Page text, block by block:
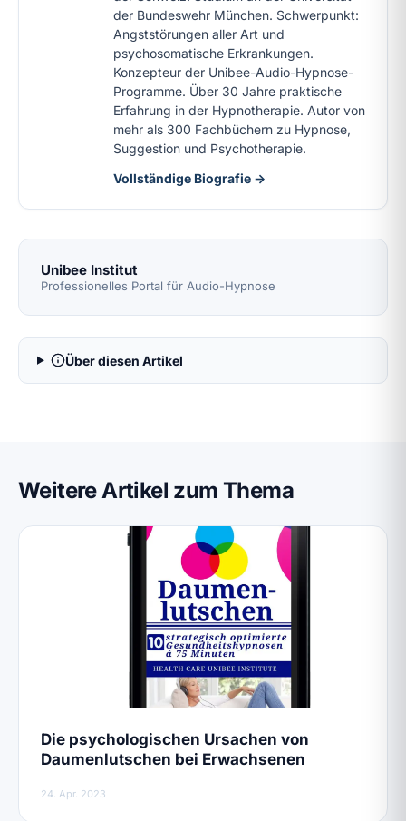
der Bundeswehr München. Schwerpunkt:
Angststörungen aller Art und
psychosomatische Erkrankungen.
Konzepteur der Unibee-Audio-Hypnose-
Programme. Über 30 Jahre praktische
Erfahrung in der Hypnotherapie. Autor von
mehr als 300 Fachbüchern zu Hypnose,
Suggestion und Psychotherapie.
Vollständige Biografie →
Unibee Institut
Professionelles Portal für Audio-Hypnose
Über diesen Artikel
Weitere Artikel zum Thema
Die psychologischen Ursachen von
Daumenlutschen bei Erwachsenen
24. Apr. 2023